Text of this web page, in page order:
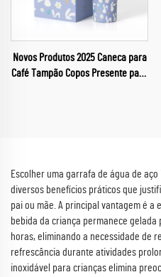
Novos Produtos 2025 Caneca para
Café Tampão Copos Presente para
Escolher uma garrafa de água de
diversos benefícios práticos que
pai ou mãe. A principal vantagem é
bebida da criança permanece gelada
horas, eliminando a necessidade de
refrescância durante atividades
inoxidável para crianças elimina